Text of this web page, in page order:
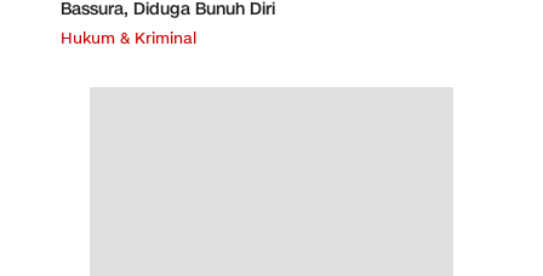
Bassura, Diduga Bunuh Diri
Hukum & Kriminal